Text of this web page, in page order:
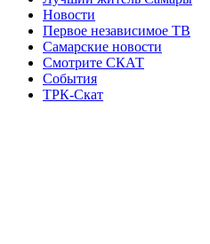
Новости
Первое независимое ТВ
Самарские новости
Смотрите СКАТ
События
ТРК-Скат